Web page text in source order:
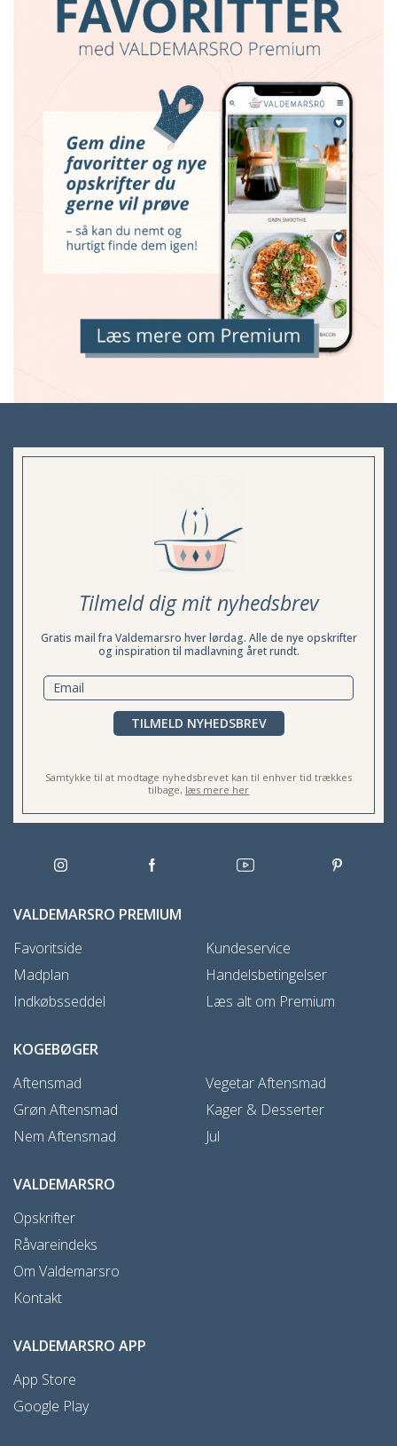
Tilmeld dig mit nyhedsbrev
Gratis mail fra Valdemarsro hver lørdag. Alle de nye opskrifter
og inspiration til madlavning året rundt.
TILMELD NYHEDSBREV
Samtykke til at modtage nyhedsbrevet kan til enhver tid trækkes
tilbage, læs mere her
VALDEMARSRO PREMIUM
Favoritside
Madplan
Indkøbsseddel
Kundeservice
Handelsbetingelser
Læs alt om Premium
KOGEBØGER
Aftensmad
Grøn Aftensmad
Nem Aftensmad
Vegetar Aftensmad
Kager & Desserter
Jul
VALDEMARSRO
Opskrifter
Råvareindeks
Om Valdemarsro
Kontakt
VALDEMARSRO APP
App Store
Google Play